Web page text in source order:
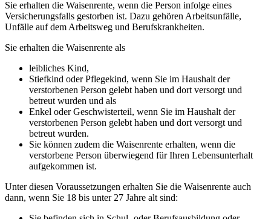
Sie erhalten die Waisenrente, wenn die Person infolge eines
Versicherungsfalls gestorben ist. Dazu gehören Arbeitsunfälle,
Unfälle auf dem Arbeitsweg und Berufskrankheiten.
Sie erhalten die Waisenrente als
leibliches Kind,
Stiefkind oder Pflegekind, wenn Sie im Haushalt der
verstorbenen Person gelebt haben und dort versorgt und
betreut wurden und als
Enkel oder Geschwisterteil, wenn Sie im Haushalt der
verstorbenen Person gelebt haben und dort versorgt und
betreut wurden.
Sie können zudem die Waisenrente erhalten, wenn die
verstorbene Person überwiegend für Ihren Lebensunterhalt
aufgekommen ist.
Unter diesen Voraussetzungen erhalten Sie die Waisenrente auch
dann, wenn Sie 18 bis unter 27 Jahre alt sind: